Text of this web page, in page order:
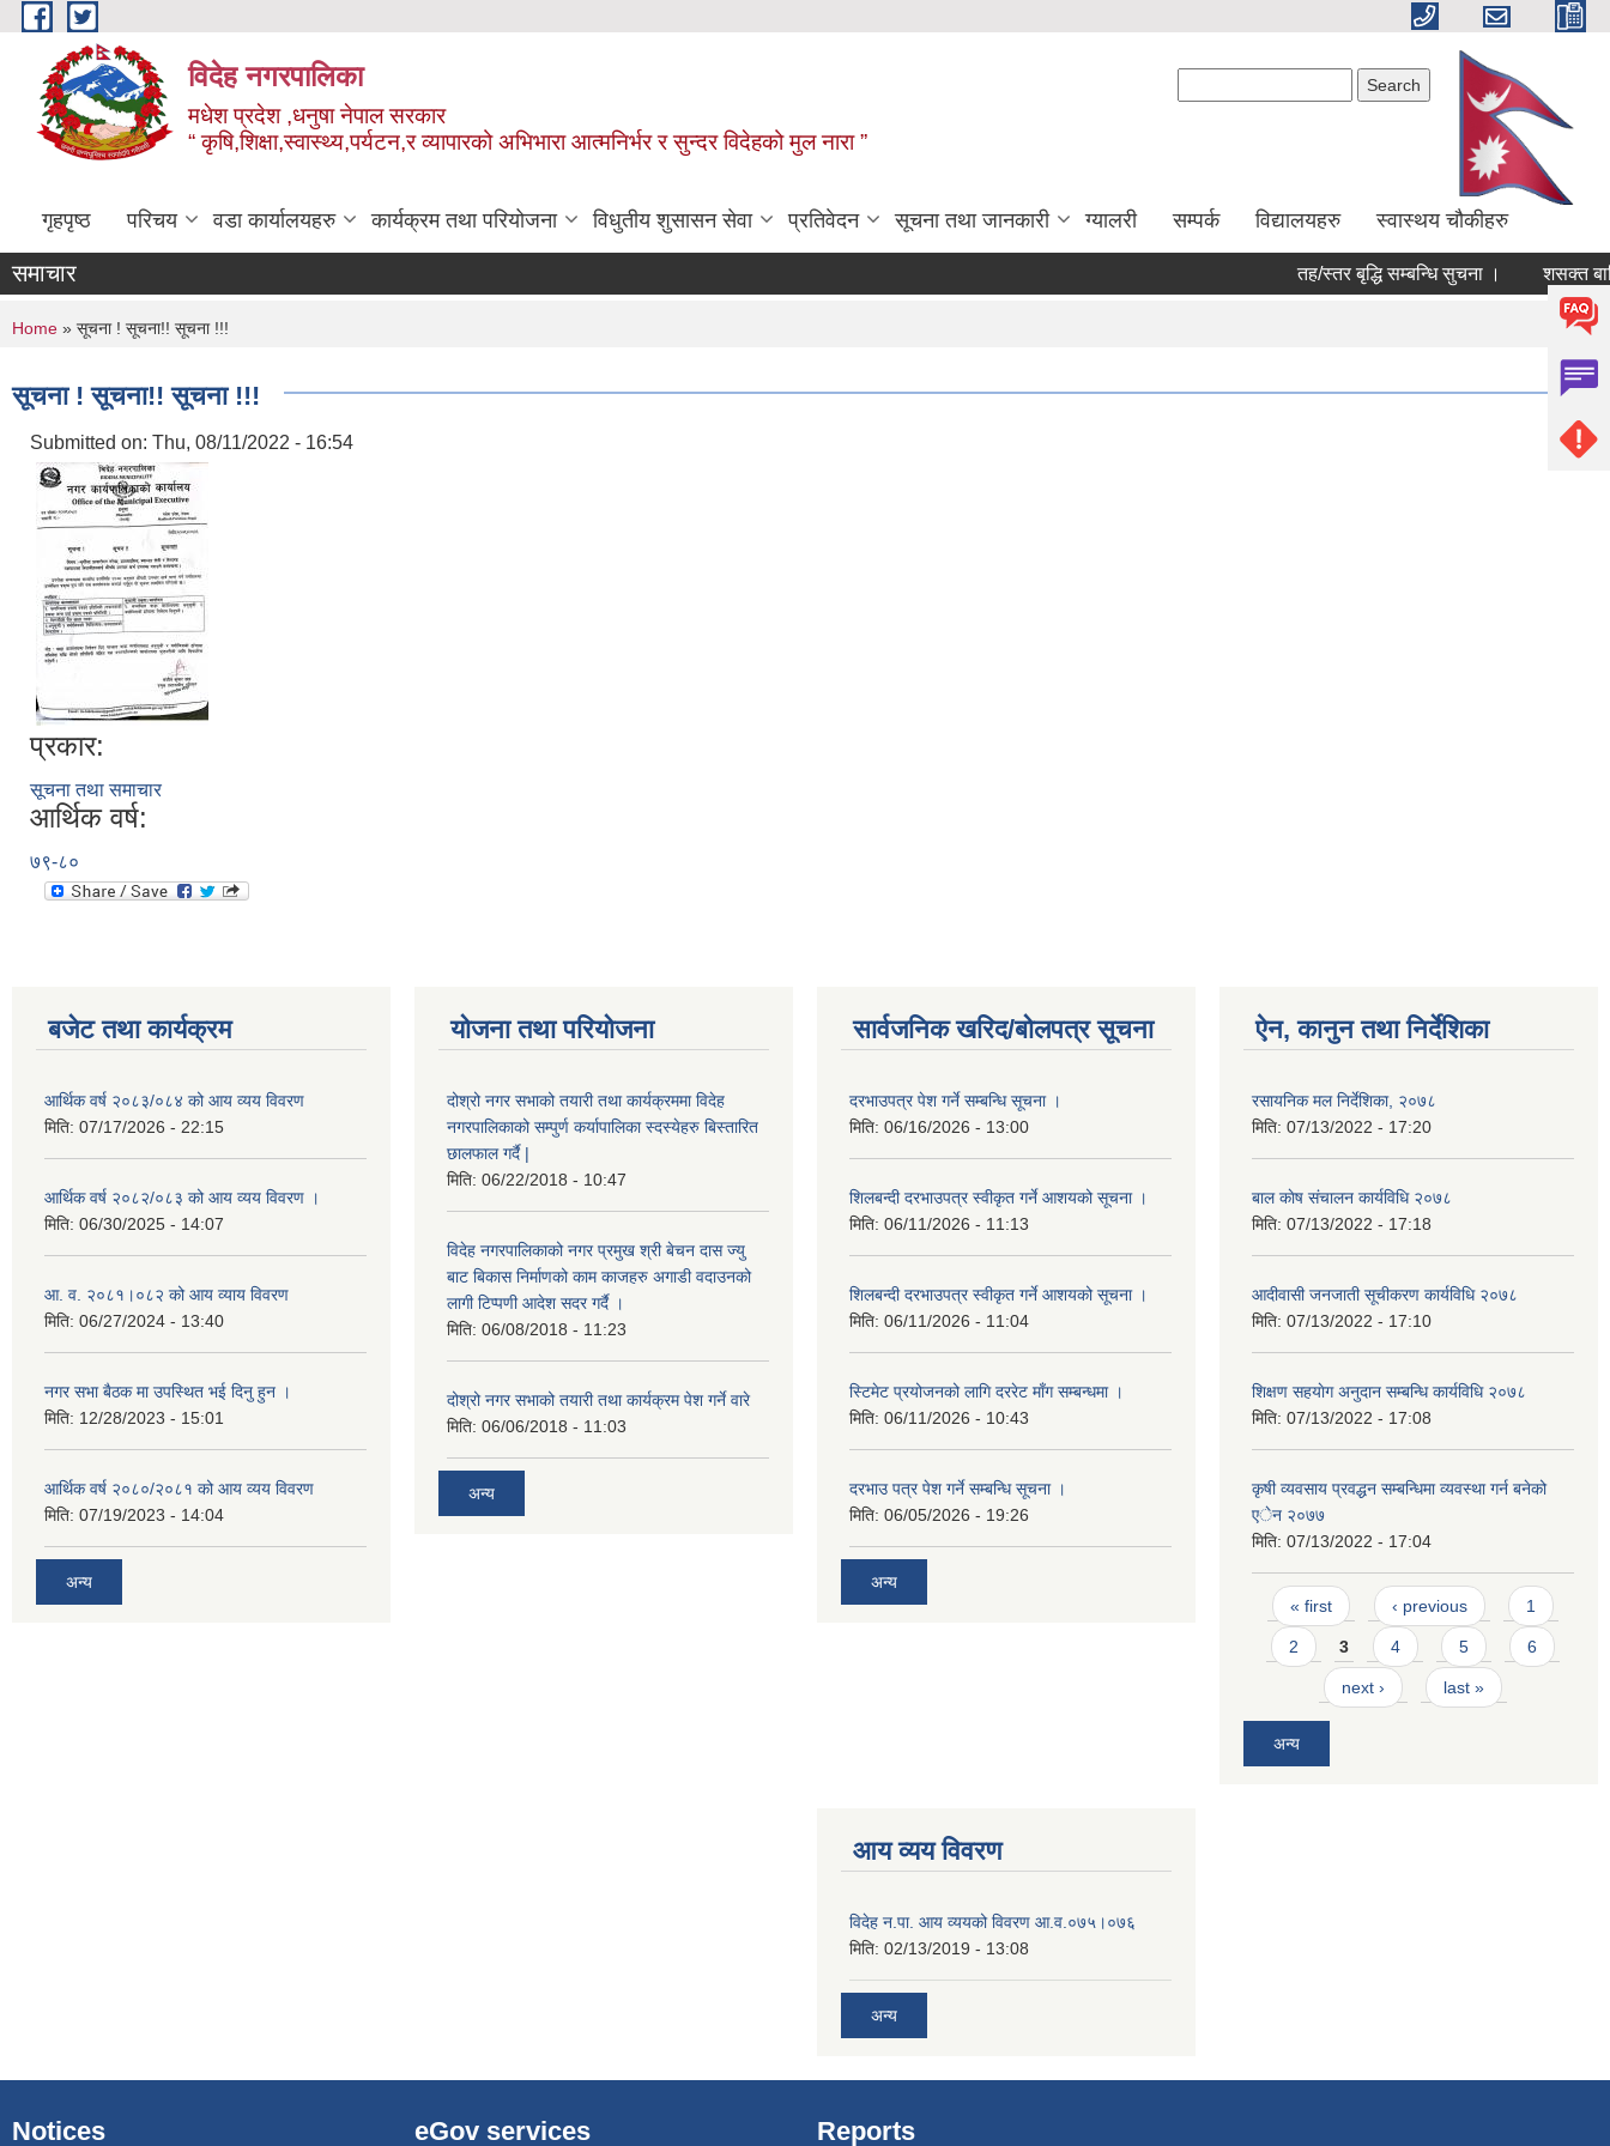
Skip to main content
विदेह नगरपालिका
मधेश प्रदेश ,धनुषा नेपाल सरकार
“ कृषि,शिक्षा,स्वास्थ्य,पर्यटन,र व्यापारको अभिभारा आत्मनिर्भर र सुन्दर विदेहको मुल नारा ”
गृहपृष्ठ परिचय वडा कार्यालयहरु कार्यक्रम तथा परियोजना विधुतीय शुसासन सेवा प्रतिवेदन सूचना तथा जानकारी ग्यालरी सम्पर्क विद्यालयहरु स्वास्थय चौकीहरु
समाचार तह/स्तर बृद्धि सम्बन्धि सुचना । शसक्त
You are here
Home » सूचना ! सूचना!! सूचना !!!
सूचना ! सूचना!! सूचना !!!
Submitted on: Thu, 08/11/2022 - 16:54
प्रकार:
सूचना तथा समाचार
आर्थिक वर्ष:
७९-८०
बजेट तथा कार्यक्रम
आर्थिक वर्ष २०८३/०८४ को आय व्यय विवरण
मिति: 07/17/2026 - 22:15
आर्थिक वर्ष २०८२/०८३ को आय व्यय विवरण ।
मिति: 06/30/2025 - 14:07
आ. व. २०८१।०८२ को आय व्याय विवरण
मिति: 06/27/2024 - 13:40
नगर सभा बैठक मा उपस्थित भई दिनु हुन ।
मिति: 12/28/2023 - 15:01
आर्थिक वर्ष २०८०/२०८१ को आय व्यय विवरण
मिति: 07/19/2023 - 14:04
अन्य
योजना तथा परियोजना
दोश्रो नगर सभाको तयारी तथा कार्यक्रममा विदेह
नगरपालिकाको सम्पुर्ण कर्यापालिका स्दस्येहरु बिस्तारित
छालफाल गर्दै |
मिति: 06/22/2018 - 10:47
विदेह नगरपालिकाको नगर प्रमुख श्री बेचन दास ज्यु
बाट बिकास निर्माणको काम काजहरु अगाडी वदाउनको
लागी टिप्पणी आदेश सदर गर्दै ।
मिति: 06/08/2018 - 11:23
दोश्रो नगर सभाको तयारी तथा कार्यक्रम पेश गर्ने वारे
मिति: 06/06/2018 - 11:03
अन्य
सार्वजनिक खरिद/बोलपत्र सूचना
दरभाउपत्र पेश गर्ने सम्बन्धि सूचना ।
मिति: 06/16/2026 - 13:00
शिलबन्दी दरभाउपत्र स्वीकृत गर्ने आशयको सूचना ।
मिति: 06/11/2026 - 11:13
शिलबन्दी दरभाउपत्र स्वीकृत गर्ने आशयको सूचना ।
मिति: 06/11/2026 - 11:04
स्टिमेट प्रयोजनको लागि दररेट माँग सम्बन्धमा ।
मिति: 06/11/2026 - 10:43
दरभाउ पत्र पेश गर्ने सम्बन्धि सूचना ।
मिति: 06/05/2026 - 19:26
अन्य
ऐन, कानुन तथा निर्देशिका
रसायनिक मल निर्देशिका, २०७८
मिति: 07/13/2022 - 17:20
बाल काेष संचालन कार्यविधि २०७८
मिति: 07/13/2022 - 17:18
आदीवासी जनजाती सूचीकरण कार्यविधि २०७८
मिति: 07/13/2022 - 17:10
शिक्षण सहयाेग अनुदान सम्बन्धि कार्यविधि २०७८
मिति: 07/13/2022 - 17:08
कृषी व्यवसाय प्रवद्धन सम्बन्धिमा व्यवस्था गर्न बनेको
एेन २०७७
मिति: 07/13/2022 - 17:04
Pages
« first ‹ previous 1
2 3 4 5 6
next › last »
अन्य
आय व्यय विवरण
विदेह न.पा. आय व्ययको विवरण आ.व.०७५।०७६
मिति: 02/13/2019 - 13:08
अन्य
Notices eGov services Reports